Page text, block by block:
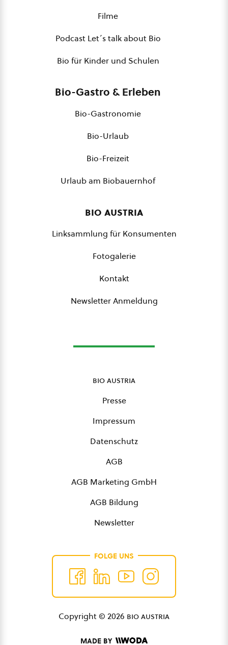
Filme
Podcast Let´s talk about Bio
Bio für Kinder und Schulen
Bio-Gastro & Erleben
Bio-Gastronomie
Bio-Urlaub
Bio-Freizeit
Urlaub am Biobauernhof
bio austria
Linksammlung für Konsumenten
Fotogalerie
Kontakt
Newsletter Anmeldung
bio austria
Presse
Impressum
Datenschutz
AGB
AGB Marketing GmbH
AGB Bildung
Newsletter
FOLGE UNS
Copyright © 2026 bio austria
MADE BY